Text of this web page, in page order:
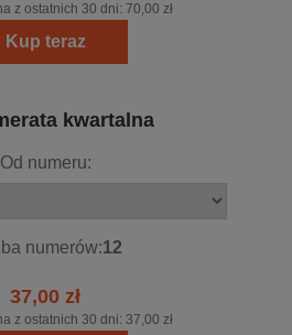
z ostatnich 30 dni: 70,00 zł
Kup teraz
kwartalna
Od numeru:
numerów:12
37,00 zł
z ostatnich 30 dni: 37,00 zł